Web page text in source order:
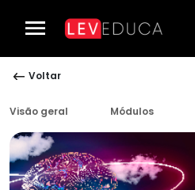
Voltar
Visão geral Módulos